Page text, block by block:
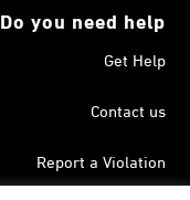
Do you need help?
Get Help
Contact us
Report a Violation